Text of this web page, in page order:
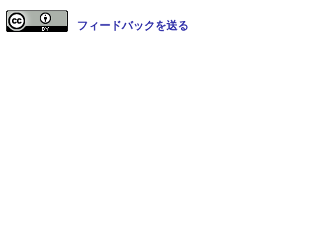
フィードバックを送る